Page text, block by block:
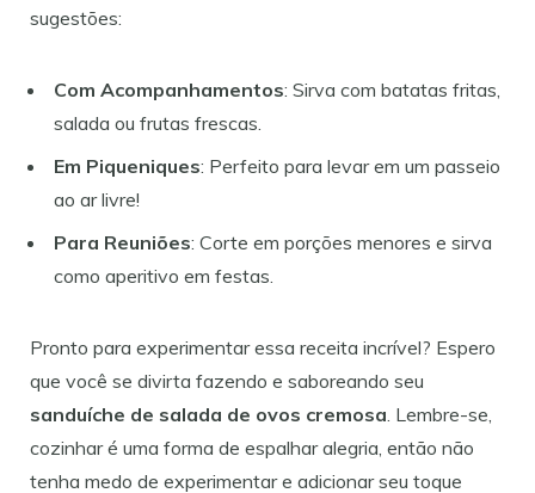
sugestões:
Com Acompanhamentos: Sirva com batatas fritas,
salada ou frutas frescas.
Em Piqueniques: Perfeito para levar em um passeio
ao ar livre!
Para Reuniões: Corte em porções menores e sirva
como aperitivo em festas.
Pronto para experimentar essa receita incrível? Espero
que você se divirta fazendo e saboreando seu
sanduíche de salada de ovos cremosa . Lembre-se,
cozinhar é uma forma de espalhar alegria, então não
tenha medo de experimentar e adicionar seu toque